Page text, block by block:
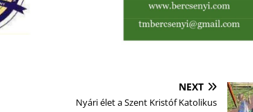
NEXT
Nyári élet a Szent Kristóf Katolikus